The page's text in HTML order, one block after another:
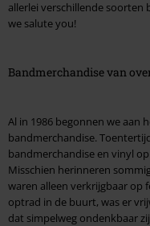
allerlei verschillende soorten
we salute you!
Bandmerchandise van
Al in 1986 begonnen we aan
bandmerchandise.
bandmerchandise en vinyl
Misschien herinneren
waren alleen verkrijgbaar op
optrad in de buurt, was er
dat simpelweg ondenkbaar